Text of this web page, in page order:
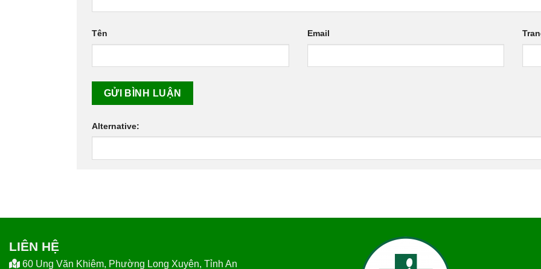
Tên Email
Alternative:
LIÊN HỆ
60 Ung Văn Khiêm, Phường Long Xuyên, Tỉnh An